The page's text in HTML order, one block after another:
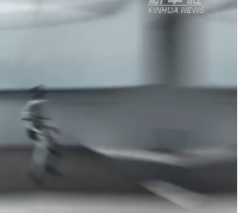
健康
金融
信息化